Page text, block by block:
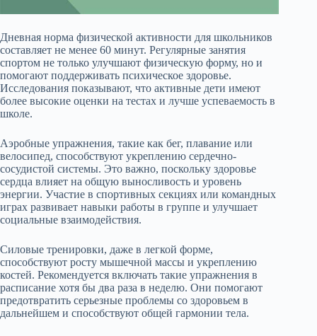
Дневная норма физической активности для школьников
составляет не менее 60 минут. Регулярные занятия
спортом не только улучшают физическую форму, но и
помогают поддерживать психическое здоровье.
Исследования показывают, что активные дети имеют
более высокие оценки на тестах и лучше успеваемость в
школе.
Аэробные упражнения, такие как бег, плавание или
велосипед, способствуют укреплению сердечно-
сосудистой системы. Это важно, поскольку здоровье
сердца влияет на общую выносливость и уровень
энергии. Участие в спортивных секциях или командных
играх развивает навыки работы в группе и улучшает
социальные взаимодействия.
Силовые тренировки, даже в легкой форме,
способствуют росту мышечной массы и укреплению
костей. Рекомендуется включать такие упражнения в
расписание хотя бы два раза в неделю. Они помогают
предотвратить серьезные проблемы со здоровьем в
дальнейшем и способствуют общей гармонии тела.